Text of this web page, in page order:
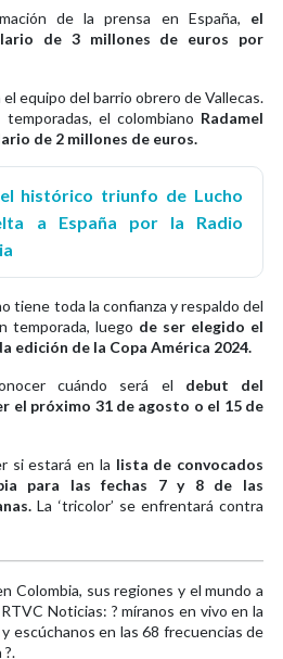
de la prensa en España, el
de 3 millones de euros por
equipo del barrio obrero de Vallecas.
el colombiano Radamel
de 2 millones de euros.
histórico triunfo de Lucho
a España por la Radio
tiene toda la confianza y respaldo del
temporada, luego de ser elegido el
edición de la Copa América 2024.
cuándo será el debut del
el próximo 31 de agosto o el 15 de
si estará en la lista de convocados
para las fechas 7 y 8 de las
La ‘tricolor’ se enfrentará contra
Colombia, sus regiones y el mundo a
Noticias: ? míranos en vivo en la
escúchanos en las 68 frecuencias de
?.